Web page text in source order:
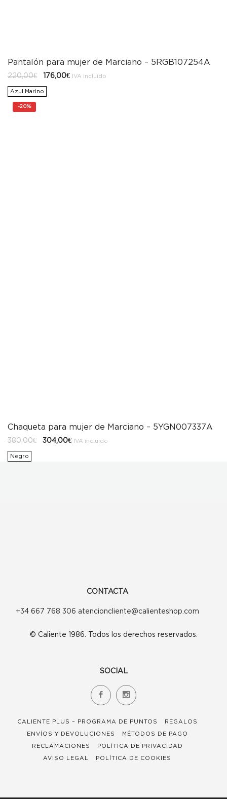
Pantalón para mujer de Marciano – 5RGB107254A
220,00€
El
precio
original
era:
176,00€ElIVA incluido
Azul Marino
-20%
Chaqueta para mujer de Marciano – 5YGN007337A
380,00€
El
precio
304,00€ElIVA incluido
Negro
CONTACTA
+34 667 768 306 atencioncliente@calienteshop.com
© Caliente 1986. Todos los derechos reservados.
SOCIAL
CALIENTE PLUS – PROGRAMA DE PUNTOS
REGALOS
ENVÍOS Y DEVOLUCIONES
MÉTODOS DE PAGO
RECLAMACIONES
POLÍTICA DE PRIVACIDAD
AVISO LEGAL
POLÍTICA DE COOKIES